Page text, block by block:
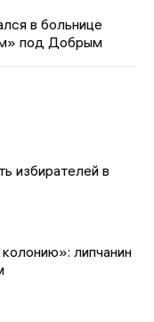
в больнице
под Добрым
избирателей в
липчанин